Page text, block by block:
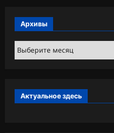
Архивы
Архивы
Актуальное здесь